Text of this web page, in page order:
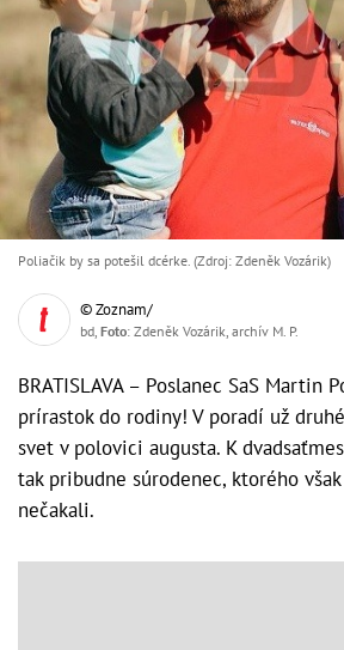
Poliačik by sa potešil dcérke. (Zdroj: Zdeněk Vozárik)
© Zoznam/
bd, Foto: Zdeněk Vozárik, archív M. P.
BRATISLAVA – Poslanec SaS Martin
prírastok do rodiny! V poradí už
svet v polovici augusta. K
tak pribudne súrodenec, ktorého
nečakali.